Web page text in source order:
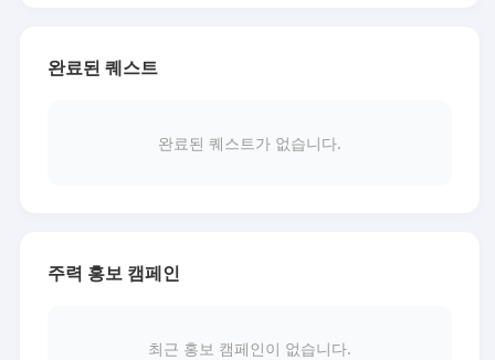
완료된 퀘스트
완료된 퀘스트가 없습니다.
주력 홍보 캠페인
최근 홍보 캠페인이 없습니다.